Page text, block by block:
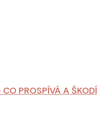
PROSPÍVÁ A ŠKODÍ